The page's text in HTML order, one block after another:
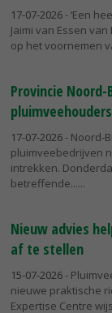
17-07-2026- ‘Een
Jaimi van Essen
op het voornemen
Provincie
17-07-2026- Noord-
pluimveebedrijven
intrekken.
betreffende...
Nieuw advies
af te stellen
15-07-2026-
nieuwe praktische
Expertise Centre